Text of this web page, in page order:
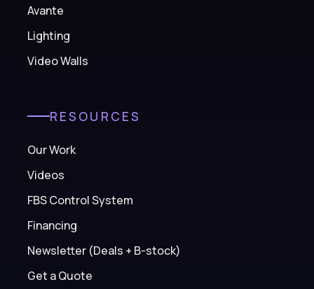
Avante
Lighting
Video Walls
RESOURCES
Our Work
Videos
FBS Control System
Financing
Newsletter (Deals + B-stock)
Get a Quote